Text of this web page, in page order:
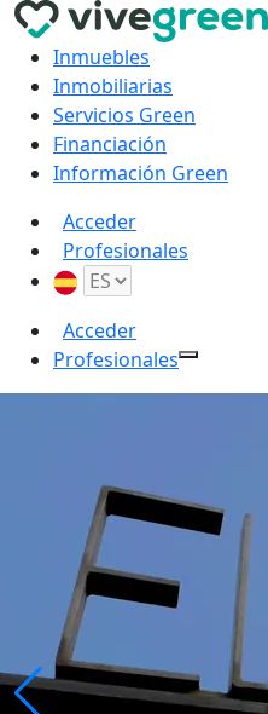
Inmuebles
Inmobiliarias
Servicios Green
Financiación
Información Green
Acceder
Profesionales
Acceder
Profesionales